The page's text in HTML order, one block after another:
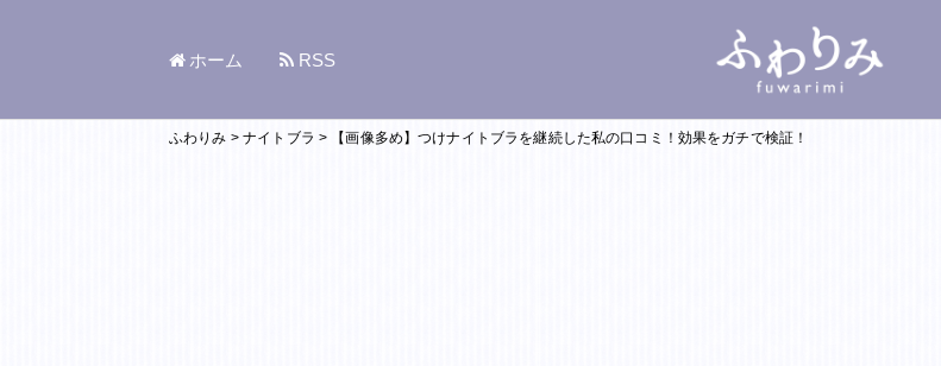
ホーム RSS
ふわりみ >ナイトブラ > 【画像多め】つけナイトブラを継続した私の口コミ！効果をガチで検証！